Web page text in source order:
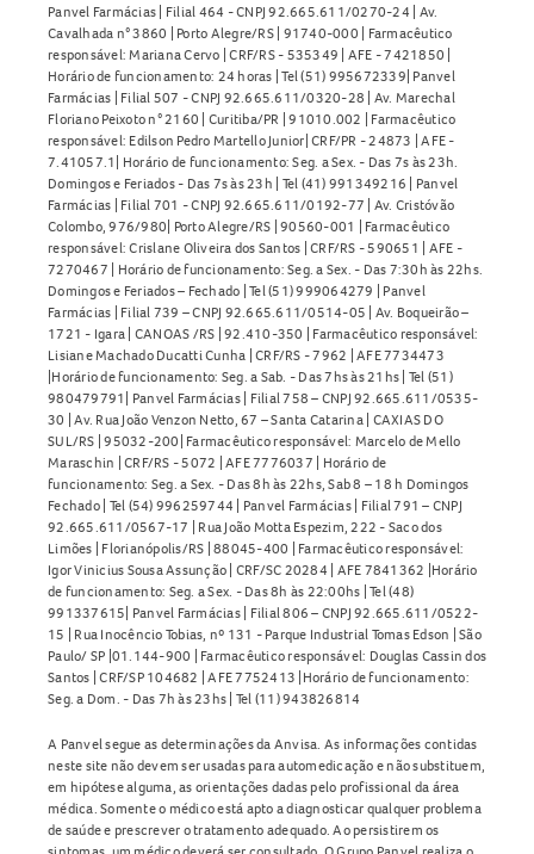
Panvel Farmácias | Filial 464 - CNPJ 92.665.611/0270-24 | Av.
Cavalhada n° 3860 | Porto Alegre/RS | 91740-000 | Farmacêutico
responsável: Mariana Cervo | CRF/RS - 535349 | AFE - 7421850 |
Horário de funcionamento: 24 horas | Tel (51) 995672339| Panvel
Farmácias | Filial 507 - CNPJ 92.665.611/0320-28 | Av. Marechal
Floriano Peixoto n° 2160 | Curitiba/PR | 91010.002 | Farmacêutico
responsável: Edilson Pedro Martello Junior| CRF/PR - 24873 | AFE -
7.41057.1| Horário de funcionamento: Seg. a Sex. - Das 7s às 23h.
Domingos e Feriados - Das 7s às 23h | Tel (41) 991349216 | Panvel
Farmácias | Filial 701 - CNPJ 92.665.611/0192-77 | Av. Cristóvão
Colombo, 976/980| Porto Alegre/RS | 90560-001 | Farmacêutico
responsável: Crislane Oliveira dos Santos | CRF/RS - 590651 | AFE -
7270467 | Horário de funcionamento: Seg. a Sex. - Das 7:30h às 22hs.
Domingos e Feriados – Fechado | Tel (51) 999064279 | Panvel
Farmácias | Filial 739 – CNPJ 92.665.611/0514-05 | Av. Boqueirão –
1721 - Igara | CANOAS /RS | 92.410-350 | Farmacêutico responsável:
Lisiane Machado Ducatti Cunha | CRF/RS - 7962 | AFE 7734473
|Horário de funcionamento: Seg. a Sab. - Das 7hs às 21hs | Tel (51)
980479791| Panvel Farmácias | Filial 758 – CNPJ 92.665.611/0535-
30 | Av. Rua João Venzon Netto, 67 – Santa Catarina | CAXIAS DO
SUL/RS | 95032-200| Farmacêutico responsável: Marcelo de Mello
Maraschin | CRF/RS - 5072 | AFE 7776037 | Horário de
funcionamento: Seg. a Sex. - Das 8h às 22hs, Sab 8 – 18 h Domingos
Fechado | Tel (54) 996259744 | Panvel Farmácias | Filial 791 – CNPJ
92.665.611/0567-17 | Rua João Motta Espezim, 222 - Saco dos
Limões | Florianópolis/RS | 88045-400 | Farmacêutico responsável:
Igor Vinicius Sousa Assunção | CRF/SC 20284 | AFE 7841362 |Horário
de funcionamento: Seg. a Sex. - Das 8h às 22:00hs | Tel (48)
991337615| Panvel Farmácias | Filial 806 – CNPJ 92.665.611/0522-
15 | Rua Inocêncio Tobias, nº 131 - Parque Industrial Tomas Edson | São
Paulo/ SP |01.144-900 | Farmacêutico responsável: Douglas Cassin dos
Santos | CRF/SP 104682 | AFE 7752413 |Horário de funcionamento:
Seg. a Dom. - Das 7h às 23hs | Tel (11) 943826814
A Panvel segue as determinações da Anvisa. As informações contidas
neste site não devem ser usadas para automedicação e não substituem,
em hipótese alguma, as orientações dadas pelo profissional da área
médica. Somente o médico está apto a diagnosticar qualquer problema
de saúde e prescrever o tratamento adequado. Ao persistirem os